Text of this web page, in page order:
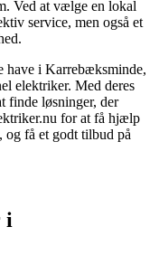
Ved at vælge en lokal
service, men også et
have i Karrebæksminde,
elektriker. Med deres
finde løsninger, der
for at få hjælp
og få et godt tilbud på
i